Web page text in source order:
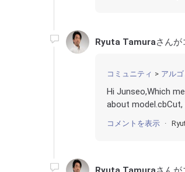
Ryuta Tamuraさんが
コミュニティ アル
Hi Junseo,Which
about model.cbCut,
コメントを表示